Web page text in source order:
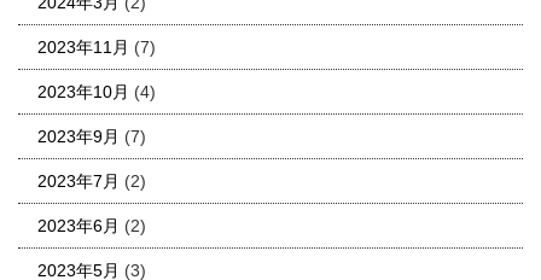
2023年11月 (7)
2023年10月 (4)
2023年9月 (7)
2023年7月 (2)
2023年6月 (2)
2023年5月 (3)